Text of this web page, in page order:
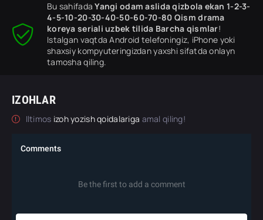
Bu sahifadaYangi odam aslida qizbola ekan 1-2-3-
4-5-10-20-30-40-50-60-70-80 Qism drama
koreya seriali uzbek tilida Barcha qismlar!
Istalgan vaqtda Android telefoningiz, iPhone yoki
shaxsiy kompyuteringizdan yaxshi sifatda onlayn
tamosha qiling.
IZOHLAR
Iltimos izoh yozish qoidalariga amal qiling!